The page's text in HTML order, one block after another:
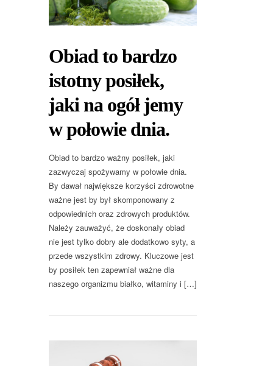
Obiad to bardzo
istotny posiłek,
jaki na ogół jemy
w połowie dnia.
Obiad to bardzo ważny posiłek, jaki
zazwyczaj spożywamy w połowie dnia.
By dawał największe korzyści zdrowotne
ważne jest by był skomponowany z
odpowiednich oraz zdrowych produktów.
Należy zauważyć, że doskonały obiad
nie jest tylko dobry ale dodatkowo syty, a
przede wszystkim zdrowy. Kluczowe jest
by posiłek ten zapewniał ważne dla
naszego organizmu białko, witaminy i […]